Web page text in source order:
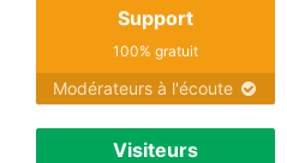
Support
100% gratuit
Modérateurs à l'écoute
Visiteurs